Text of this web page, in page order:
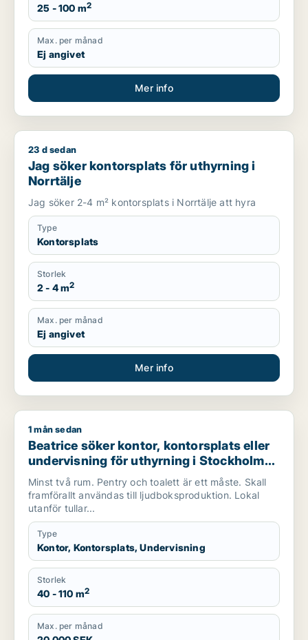
25 - 100 m2
Max. per månad
Ej angivet
Mer info
Jag söker kontorsplats för uthyrning i Norrtälje
23 d sedan
Jag söker kontorsplats för uthyrning i
Norrtälje
Jag söker 2-4 m² kontorsplats i Norrtälje att hyra
Type
Kontorsplats
Storlek
2 - 4 m2
Max. per månad
Ej angivet
Mer info
Beatrice söker kontor, kontorsplats eller undervisning för
1 mån sedan
Beatrice söker kontor, kontorsplats eller
undervisning för uthyrning i Stockholm
Innerstad, Kungsholmen eller Vasastan
m.fl.
Minst två rum. Pentry och toalett är ett måste. Skall
framförallt användas till ljudboksproduktion. Lokal
utanför tullar...
Type
Kontor, Kontorsplats, Undervisning
Storlek
40 - 110 m2
Max. per månad